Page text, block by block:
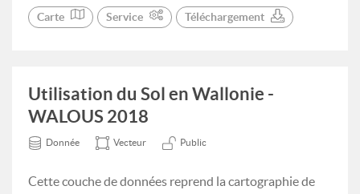
Carte Service Téléchargement
Utilisation du Sol en Wallonie -
WALOUS 2018
Donnée Vecteur Public
Cette couche de données reprend la cartographie de